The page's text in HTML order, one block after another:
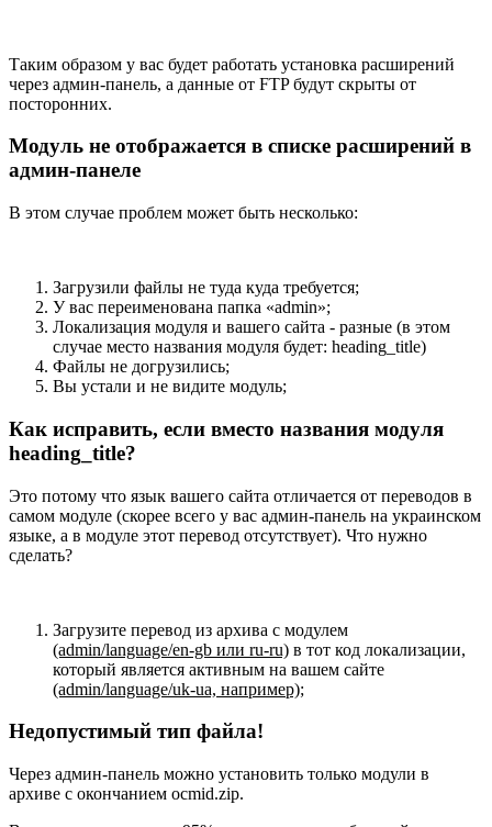
Таким образом у вас будет работать установка расширений
через админ-панель, а данные от FTP будут скрыты от
посторонних.
Модуль не отображается в списке расширений в
админ-панеле
В этом случае проблем может быть несколько:
Загрузили файлы не туда куда требуется;
У вас переименована папка «admin»;
Локализация модуля и вашего сайта - разные (в этом
случае место названия модуля будет: heading_title)
Файлы не догрузились;
Вы устали и не видите модуль;
Как исправить, если вместо названия модуля
heading_title?
Это потому что язык вашего сайта отличается от переводов в
самом модуле (скорее всего у вас админ-панель на украинском
языке, а в модуле этот перевод отсутствует). Что нужно
сделать?
Загрузите перевод из архива с модулем
(admin/language/en-gb или ru-ru) в тот код локализации,
который является активным на вашем сайте
(admin/language/uk-ua, например);
Недопустимый тип файла!
Через админ-панель можно установить только модули в
архиве с окончанием ocmid.zip.